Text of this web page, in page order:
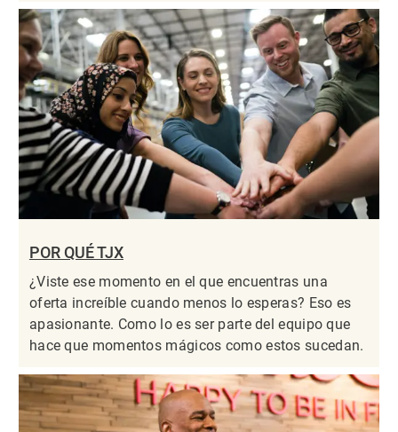
POR QUÉ TJX
¿Viste ese momento en el que encuentras una
oferta increíble cuando menos lo esperas? Eso es
apasionante. Como lo es ser parte del equipo que
hace que momentos mágicos como estos sucedan.